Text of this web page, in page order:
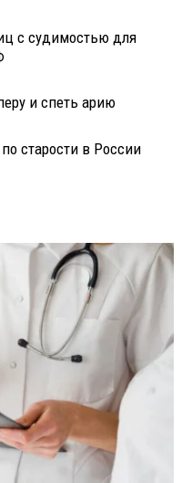
с судимостью для
и спеть арию
старости в России